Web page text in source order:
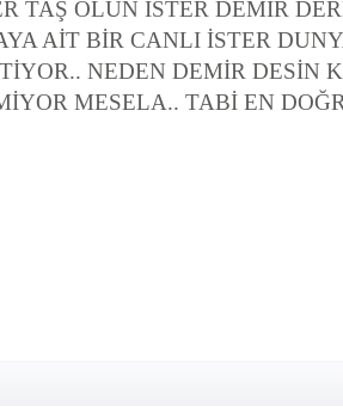
TAŞ OLUN İSTER DEMİR
AİT BİR CANLI İSTER
NEDEN DEMİR DESİN
MESELA.. TABİ EN